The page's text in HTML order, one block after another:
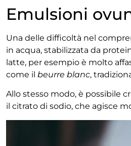
Emulsioni
Una delle difficoltà nel
in acqua, stabilizzata da
latte, per esempio è molto
come il beurre blanc,
Allo stesso modo, è possibile
il citrato di sodio, che agisce